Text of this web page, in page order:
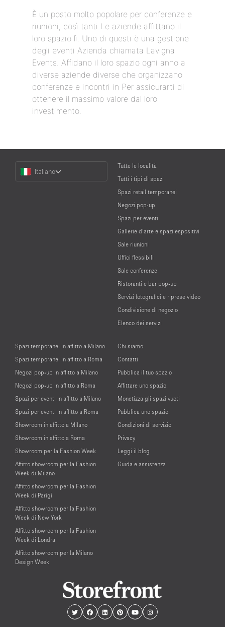
È un posto molto popolare per conferenze e
riunioni, così tanti Le aziende affittano il
loro spazio lì. Uno di questi è una gestione
degli eventi Azienda chiamata Lavigna
Events. Affidano il loro spazio ogni anno a
diverse aziende diverse che organizzano
conferenze e incontri in Per assicurarti di
ottenere il massimo valore dal loro
investimento.
Language
Italiano
Tutte le località
Tutti i tipi di spazi
Spazi retail temporanei
Negozi pop-up
Spazi per eventi
Gallerie d’arte e spazi espositivi
Sale riunioni
Uffici flessibili
Sale conferenze
Ristoranti e bar pop-up
Servizi fotografici e riprese video
Condivisione di negozio
Elenco dei servizi
Spazi temporanei in affitto a Milano
Spazi temporanei in affitto a Roma
Negozi pop-up in affitto a Milano
Negozi pop-up in affitto a Roma
Spazi per eventi in affitto a Milano
Spazi per eventi in affitto a Roma
Showroom in affitto a Milano
Showroom in affitto a Roma
Showroom per la Fashion Week
Affitto showroom per la Fashion
Week di Milano
Affitto showroom per la Fashion
Week di Parigi
Affitto showroom per la Fashion
Week di New York
Affitto showroom per la Fashion
Week di Londra
Affitto showroom per la Milano
Design Week
Chi siamo
Contatti
Pubblica il tuo spazio
Affittare uno spazio
Monetizza gli spazi vuoti
Pubblica uno spazio
Condizioni di servizio
Privacy
Leggi il blog
Guida e assistenza